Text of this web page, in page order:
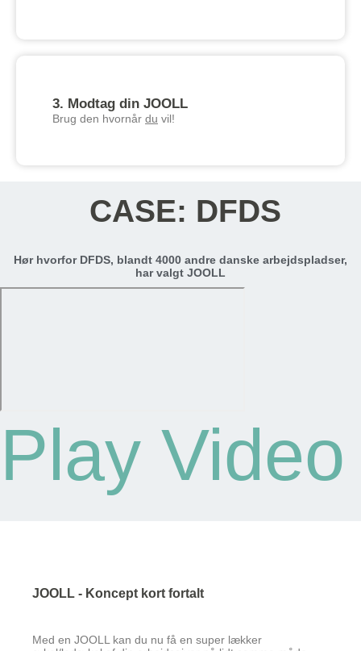
3. Modtag din JOOLL
Brug den hvornår du vil!
CASE: DFDS
Hør hvorfor DFDS, blandt 4000 andre danske arbejdspladser,
har valgt JOOLL
Play Video
JOOLL - Koncept kort fortalt
Med en JOOLL kan du nu få en super lækker